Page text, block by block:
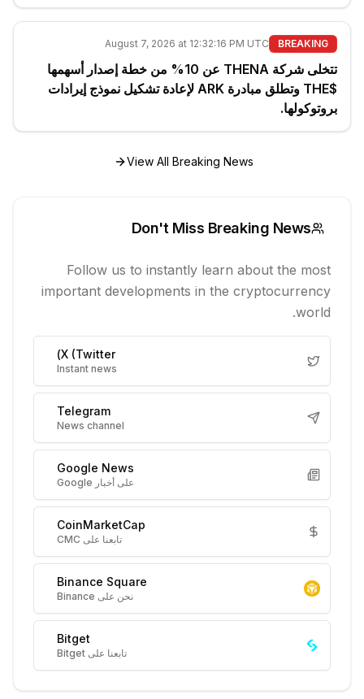
BREAKING
August 7, 2026 at 12:32:16 PM UTC
تتخلى شركة THENA عن 10% من خطة إصدار أسهمها
$THE وتطلق مبادرة ARK لإعادة تشكيل نموذج إيرادات
بروتوكولها.
View All Breaking News
Don't Miss Breaking News
Follow us to instantly learn about the most
important developments in the cryptocurrency
world.
X (Twitter)
Instant news
Telegram
News channel
Google News
على أخبار Google
CoinMarketCap
تابعنا على CMC
Binance Square
نحن على Binance
Bitget
تابعنا على Bitget